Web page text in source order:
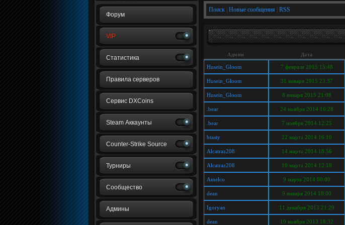
Форум
VIP
Статистика
Правила серверов
Сервис DXCoins
Steam Аккаунты
Counter-Strike Source
Турниры
Сообщество
Админы
Поиск| Новые сообщения RSS
Админ Дата
Husein_Gloom 7 февраля 2015 15:48
Husein_Gloom 31 января 2015 23:37
Husein_Gloom 8 января 2015 21:08
.bear 24 ноября 2014 16:28
.bear 7 ноября 2014 12:25
btasty 22 марта 2014 16:10
Alcatraz208 14 марта 2014 18:56
Alcatraz208 10 марта 2014 12:18
Amelco 9 марта 2014 00:00
dean 9 января 2014 18:00
Igoryan 11 декабря 2013 21:29
dean 19 ноября 2013 18:32